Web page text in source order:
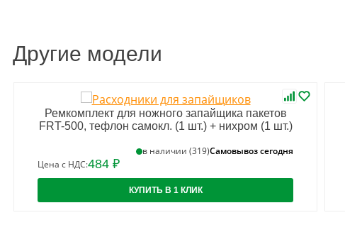
Другие модели
Ремкомплект для ножного запайщика пакетов
FRT-500, тефлон самокл. (1 шт.) + нихром (1 шт.)
в наличии (319)Самовывоз сегодня
Цена с НДС:484 ₽
КУПИТЬ В 1 КЛИК